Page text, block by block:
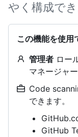
やく構成でき
この機能を使用
管理者 ロー
マネージャ
Code
できます。
GitHub